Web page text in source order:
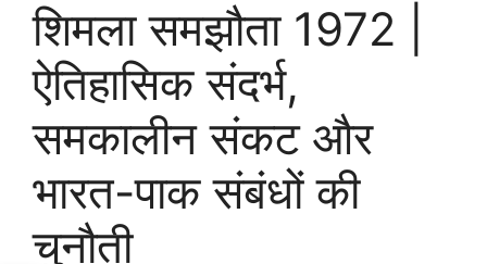
शिमला समझौता 1972 |
ऐतिहासिक संदर्भ,
समकालीन संकट और
भारत-पाक संबंधों की
चुनौती